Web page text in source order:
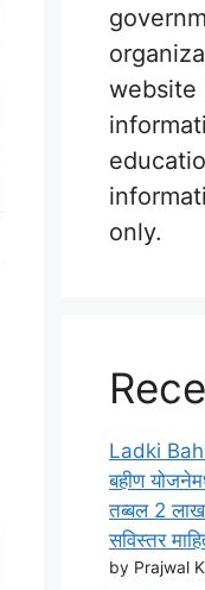
website
only.
Ladki
बहीण
तब्बल 2 लाख
सविस्तर
by Prajwal